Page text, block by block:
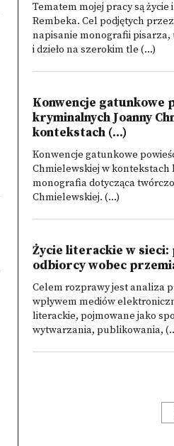
Tematem mojej pracy są życie
Rembeka. Cel podjętych
napisanie monografii pisarza,
i dzieło na szerokim tle (...)
Konwencje gatunkowe
kryminalnych Joanny
kontekstach (...)
Konwencje gatunkowe
Chmielewskiej w
monografia dotycząca
Chmielewskiej. (...)
Życie literackie w
odbiorcy wobec
Celem rozprawy jest analiza
wpływem mediów
literackie, pojmowane jako
wytwarzania, publikowania,